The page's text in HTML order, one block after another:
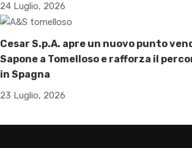
24 Luglio, 2026
Cesar S.p.A. apre un nuovo punto
Sapone a Tomelloso e rafforza il
in Spagna
23 Luglio, 2026